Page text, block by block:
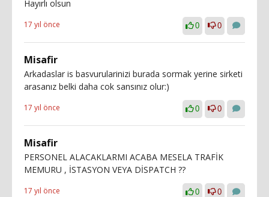
Hayırlı olsun
17 yıl önce 0 0
Misafir
Arkadaslar is basvurularinizi burada sormak yerine sirketi
arasanız belki daha cok sansınız olur:)
17 yıl önce 0 0
Misafir
PERSONEL ALACAKLARMI ACABA MESELA TRAFİK
MEMURU , İSTASYON VEYA DİSPATCH ??
17 yıl önce 0 0